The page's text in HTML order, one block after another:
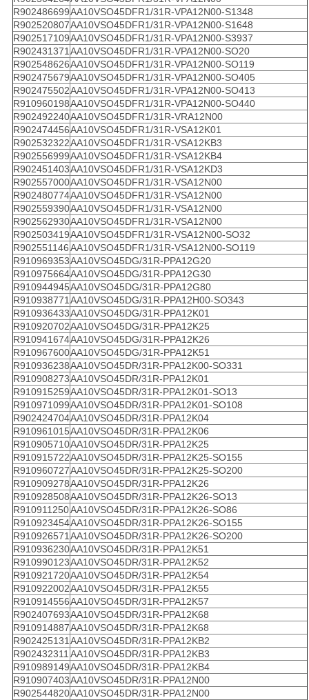
R902486699AA10VSO45DFR1/31R-VPA12N00-S1348
R902520807AA10VSO45DFR1/31R-VPA12N00-S1648
R902517109AA10VSO45DFR1/31R-VPA12N00-S3937
R902431371AA10VSO45DFR1/31R-VPA12N00-SO20
R902548626AA10VSO45DFR1/31R-VPA12N00-SO119
R902475679AA10VSO45DFR1/31R-VPA12N00-SO405
R902475502AA10VSO45DFR1/31R-VPA12N00-SO413
R910960198AA10VSO45DFR1/31R-VPA12N00-SO440
R902492240AA10VSO45DFR1/31R-VRA12N00
R902474456AA10VSO45DFR1/31R-VSA12K01
R902532322AA10VSO45DFR1/31R-VSA12KB3
R902556999AA10VSO45DFR1/31R-VSA12KB4
R902451403AA10VSO45DFR1/31R-VSA12KD3
R902557000AA10VSO45DFR1/31R-VSA12N00
R902480774AA10VSO45DFR1/31R-VSA12N00
R902559390AA10VSO45DFR1/31R-VSA12N00
R902562930AA10VSO45DFR1/31R-VSA12N00
R902503419AA10VSO45DFR1/31R-VSA12N00-SO32
R902551146AA10VSO45DFR1/31R-VSA12N00-SO119
R910969353AA10VSO45DG/31R-PPA12G20
R910975664AA10VSO45DG/31R-PPA12G30
R910944945AA10VSO45DG/31R-PPA12G80
R910938771AA10VSO45DG/31R-PPA12H00-SO343
R910936433AA10VSO45DG/31R-PPA12K01
R910920702AA10VSO45DG/31R-PPA12K25
R910941674AA10VSO45DG/31R-PPA12K26
R910967600AA10VSO45DG/31R-PPA12K51
R910936238AA10VSO45DR/31R-PPA12K00-SO331
R910908273AA10VSO45DR/31R-PPA12K01
R910915259AA10VSO45DR/31R-PPA12K01-SO13
R910971099AA10VSO45DR/31R-PPA12K01-SO108
R902424704AA10VSO45DR/31R-PPA12K04
R910961015AA10VSO45DR/31R-PPA12K06
R910905710AA10VSO45DR/31R-PPA12K25
R910915722AA10VSO45DR/31R-PPA12K25-SO155
R910960727AA10VSO45DR/31R-PPA12K25-SO200
R910909278AA10VSO45DR/31R-PPA12K26
R910928508AA10VSO45DR/31R-PPA12K26-SO13
R910911250AA10VSO45DR/31R-PPA12K26-SO86
R910923454AA10VSO45DR/31R-PPA12K26-SO155
R910926571AA10VSO45DR/31R-PPA12K26-SO200
R910936230AA10VSO45DR/31R-PPA12K51
R910990123AA10VSO45DR/31R-PPA12K52
R910921720AA10VSO45DR/31R-PPA12K54
R910922002AA10VSO45DR/31R-PPA12K55
R910914556AA10VSO45DR/31R-PPA12K57
R902407693AA10VSO45DR/31R-PPA12K68
R910914887AA10VSO45DR/31R-PPA12K68
R902425131AA10VSO45DR/31R-PPA12KB2
R902432311AA10VSO45DR/31R-PPA12KB3
R910989149AA10VSO45DR/31R-PPA12KB4
R910907403AA10VSO45DR/31R-PPA12N00
R902544820AA10VSO45DR/31R-PPA12N00